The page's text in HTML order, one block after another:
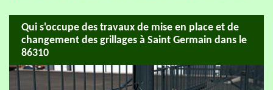
Qui s'occupe des travaux de mise en place et de
changement des grillages à Saint Germain dans le
86310